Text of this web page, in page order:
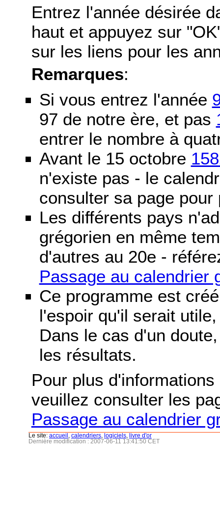
Entrez l'année désirée
haut et appuyez sur
sur les liens pour les
Remarques:
Si vous entrez l'année
97 de notre ère, et pas
entrer le nombre à
Avant le 15 octobre
n'existe pas - le
consulter sa page pour
Les différents pays
grégorien en même
d'autres au 20e -
Passage au calendrier
Ce programme est
l'espoir qu'il serait
Dans le cas d'un
les résultats.
Pour plus
veuillez consulter les
Passage au calendrier
Le site: accueil calendriers logiciels
livre d'or
Dernière modification : 2007-06-11 13:41:50 CET